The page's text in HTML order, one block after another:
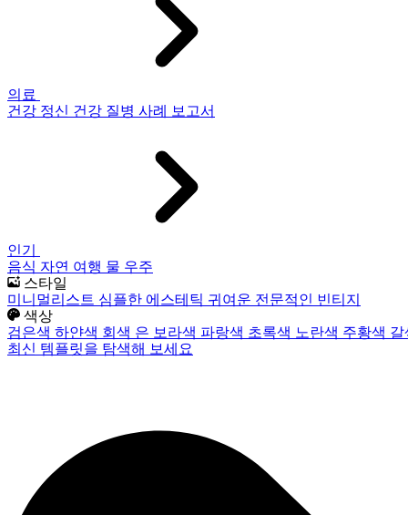
의료
건강 정신 건강 질병 사례 보고서
인기
음식 자연 여행 물 우주
스타일
미니멀리스트 심플한 에스테틱 귀여운 전문적인 빈티지
색상
검은색 하얀색 회색 은 보라색 파랑색 초록색 노란색 주황색
최신 템플릿을 탐색해 보세요